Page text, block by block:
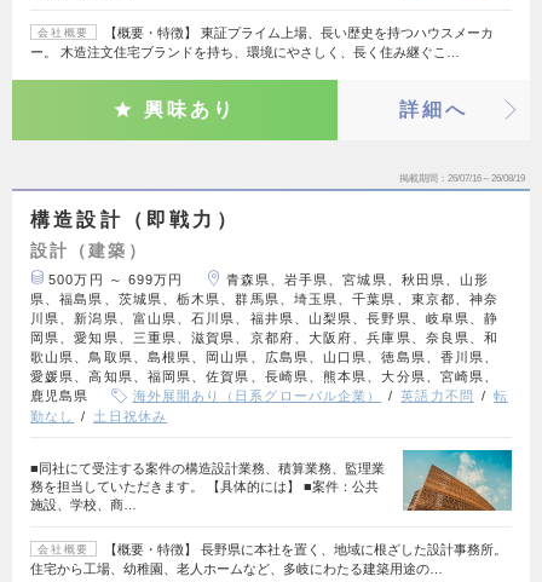
会社概要
【概要・特徴】 東証プライム上場、長い歴史を持つハウスメーカ
ー。 木造注文住宅ブランドを持ち、環境にやさしく、長く住み継ぐこ…
興味あり 詳細へ
掲載期間 26/07/16～26/08/19
構造設計（即戦力）
設計（建築）
500万円 ～ 699万円
青森県、岩手県、宮城県、秋田県、山形
県、福島県、茨城県、栃木県、群馬県、埼玉県、千葉県、東京都、神奈
川県、新潟県、富山県、石川県、福井県、山梨県、長野県、岐阜県、静
岡県、愛知県、三重県、滋賀県、京都府、大阪府、兵庫県、奈良県、和
歌山県、鳥取県、島根県、岡山県、広島県、山口県、徳島県、香川県、
愛媛県、高知県、福岡県、佐賀県、長崎県、熊本県、大分県、宮崎県、
鹿児島県
海外展開あり（日系グローバル企業） 英語力不問
転
勤なし
土日祝休み
■同社にて受注する案件の構造設計業務、積算業務、監理業
務を担当していただきます。 【具体的には】 ■案件：公共
施設、学校、商…
会社概要
【概要・特徴】 長野県に本社を置く、地域に根ざした設計事務所。
住宅から工場、幼稚園、老人ホームなど、多岐にわたる建築用途の…